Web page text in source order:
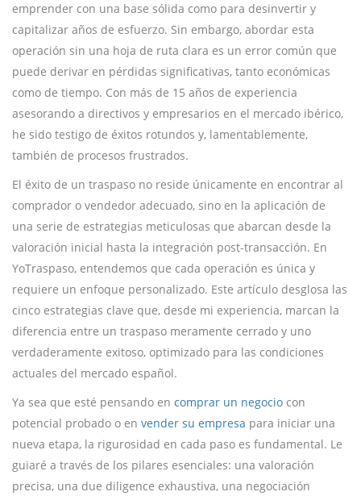
emprender con una base sólida como para desinvertir y
capitalizar años de esfuerzo. Sin embargo, abordar esta
operación sin una hoja de ruta clara es un error común que
puede derivar en pérdidas significativas, tanto económicas
como de tiempo. Con más de 15 años de experiencia
asesorando a directivos y empresarios en el mercado ibérico,
he sido testigo de éxitos rotundos y, lamentablemente,
también de procesos frustrados.
El éxito de un traspaso no reside únicamente en encontrar al
comprador o vendedor adecuado, sino en la aplicación de
una serie de estrategias meticulosas que abarcan desde la
valoración inicial hasta la integración post-transacción. En
YoTraspaso, entendemos que cada operación es única y
requiere un enfoque personalizado. Este artículo desglosa las
cinco estrategias clave que, desde mi experiencia, marcan la
diferencia entre un traspaso meramente cerrado y uno
verdaderamente exitoso, optimizado para las condiciones
actuales del mercado español.
Ya sea que esté pensando en comprar un negocio con
potencial probado o en vender su empresa para iniciar una
nueva etapa, la rigurosidad en cada paso es fundamental. Le
guiaré a través de los pilares esenciales: una valoración
precisa, una due diligence exhaustiva, una negociación